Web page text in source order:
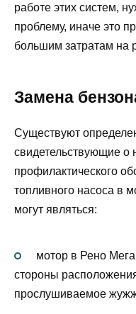
работе этих систем,
проблему, иначе это
большим затратам на
Замена
Существуют
свидетельствующие о
профилактического
топливного насоса в
могут являться:
мотор в Рено
стороны
прослушиваемое